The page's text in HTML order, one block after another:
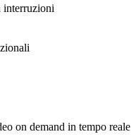
interruzioni
on demand in tempo reale